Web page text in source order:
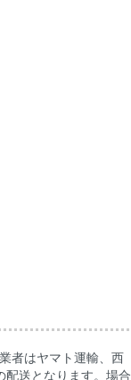
者はヤマト運輸、西
配送となります。場合